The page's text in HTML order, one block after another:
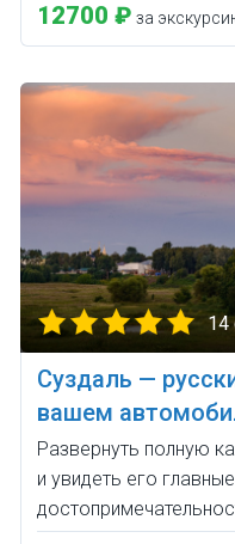
12700 ₽ за
14
Суздаль —
вашем
Развернуть полную
и увидеть его главные